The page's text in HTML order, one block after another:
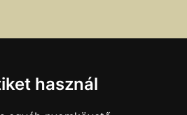
használ